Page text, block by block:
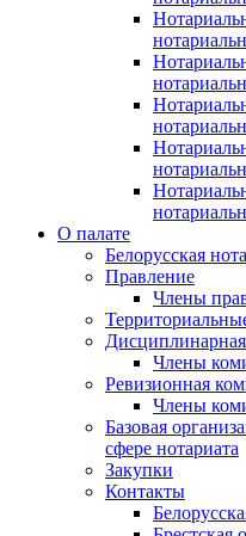
О палате
Белорусская
Правление
Члены
Члены
Ревизионная
Члены
Базовая
сфере нотариата
Закупки
Контакты